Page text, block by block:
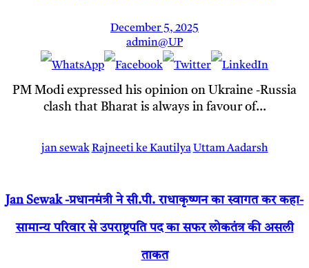
December 5, 2025
admin@UP
PM Modi expressed his opinion on Ukraine -Russia
clash that Bharat is always in favour of…
jan sewak Rajneeti ke Kautilya Uttam Aadarsh
Jan Sewak -प्रधानमंत्री ने सी.पी. राधाकृष्णन का स्वागत कर कहा-
सामान्य परिवार से उपराष्ट्रपति पद का सफर लोकतंत्र की असली
ताकत